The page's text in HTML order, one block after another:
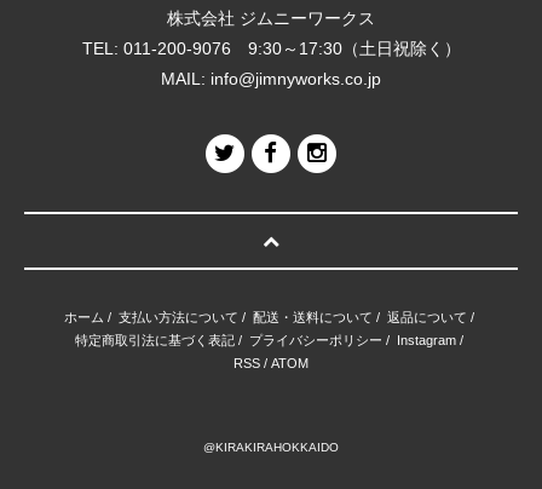
株式会社 ジムニーワークス
TEL: 011-200-9076 9:30～17:30（土日祝除く）
MAIL: info@jimnyworks.co.jp
ホーム / 支払い方法について / 配送・送料について / 返品について /
特定商取引法に基づく表記 / プライバシーポリシー / Instagram /
RSS / ATOM
@KIRAKIRAHOKKAIDO